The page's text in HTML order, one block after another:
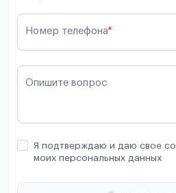
Номер телефона*
Опишите вопрос
Я подтверждаю и даю свое
моих персональных данных